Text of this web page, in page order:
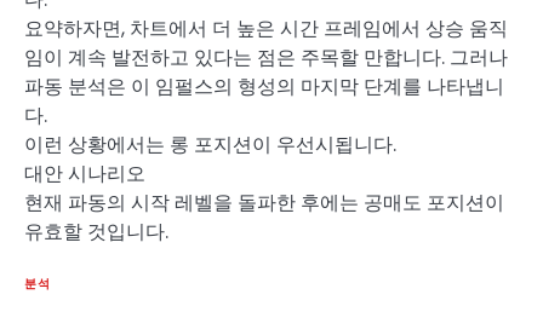
요약하자면, 차트에서 더 높은 시간 프레임에서 상승 움직
임이 계속 발전하고 있다는 점은 주목할 만합니다. 그러나
파동 분석은 이 임펄스의 형성의 마지막 단계를 나타냅니
다.
이런 상황에서는 롱 포지션이 우선시됩니다.
대안 시나리오
현재 파동의 시작 레벨을 돌파한 후에는 공매도 포지션이
유효할 것입니다.
분석